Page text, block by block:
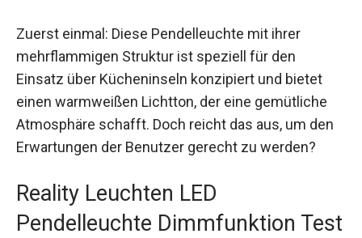
Zuerst einmal: Diese Pendelleuchte mit ihrer
mehrflammigen Struktur ist speziell für den
Einsatz über Kücheninseln konzipiert und bietet
einen warmweißen Lichtton, der eine gemütliche
Atmosphäre schafft. Doch reicht das aus, um den
Erwartungen der Benutzer gerecht zu werden?
Reality Leuchten LED
Pendelleuchte Dimmfunktion Test